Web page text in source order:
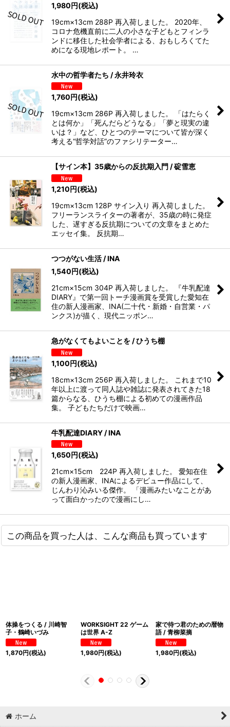
1,980円(税込)
19cm×13cm 288P 再入荷しました。 2020年、
コロナ危機直前に二人の小さな子どもとフィンラ
ンドに移住した社会学者による、おもしろくてた
めになる現地レポート。 …
水中の哲学者たち / 永井玲衣
1,760 円(税込)
19cm×13cm 286P 再入荷しました。 「はたらく
とは何か」「死んだらどうなる」「夢と現実の違
いは？」など、ひとつのテーマについて皆が深く
考える“哲学対話”のファシリテーター…
【サイン本】35歳からの反抗期入門 / 碇雪恵
1,210円(税込)
19cm×13cm 128P サイン入り 再入荷しました。
フリーランスライターの著者が、35歳の時に発症
した、遅すぎる反抗期についての文章をまとめた
エッセイ集。 反抗期…
つつがない生活 / INA
1,540円(税込)
21cm×15cm 304P 再入荷しました。 『牛乳配達
DIARY』で第一回トーチ漫画賞を受賞した愛知在
住の新人漫画家、INA(二十代・新婚・自営業・パ
ンクス)が描く、現代ニッポン…
急がなくてもよいことを / ひうち棚
1,100円(税込)
18cm×13cm 256P 再入荷しました。 これまで10
年以上に渡って同人誌や雑誌に発表されてきた18
篇からなる、ひうち棚による初めての漫画作品
集。 子どもたちだけで映画…
牛乳配達DIARY / INA
1,650 円(税込)
21cm×15cm 224P 再入荷しました。 愛知在住
の新人漫画家、INAによるデビュー作品にして、
じんわり沁みいる傑作。 「漫画みたいなことがあ
って面白かったので漫画にし…
この商品を買った人は、こんな商品も買っています
体操をつくる / 川崎智
子・鶴崎いづみ
1,870円(税込)
WORKSIGHT 22 ゲーム
は世界 A-Z
1,980円(税込)
家で待つ君のための暦物
語 / 青柳菜摘
1,980円(税込)
ホーム